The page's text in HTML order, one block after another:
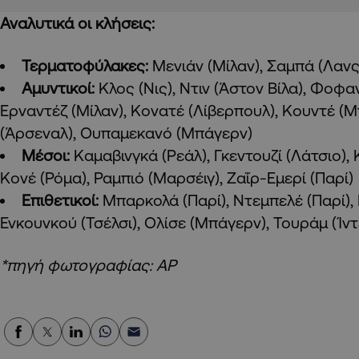
Αναλυτικά οι κλήσεις:
Τερματοφύλακες: Μενιάν (Μίλαν), Σαμπά
Aμυντικοί: Κλος (Νις), Ντιν (Άστον Βίλα),
Ερναντέζ (Μίλαν), Κονατέ (Λίβερπουλ), Κουντέ
(Άρσεναλ), Ουπαμεκανό (Μπάγερν)
Μέσοι: Καμαβινγκά (Ρεάλ), Γκεντουζί (Λάτσιο),
Κονέ (Ρόμα), Ραμπιό (Μαρσέιγ), Ζαΐρ-Εμερί (Παρί)
Επιθετικοί: Μπαρκολά (Παρί), Ντεμπελέ
Ενκουνκού (Τσέλσι), Ολίσε (Μπάγερν), Τουράμ
*πηγή φωτογραφίας: ΑΡ